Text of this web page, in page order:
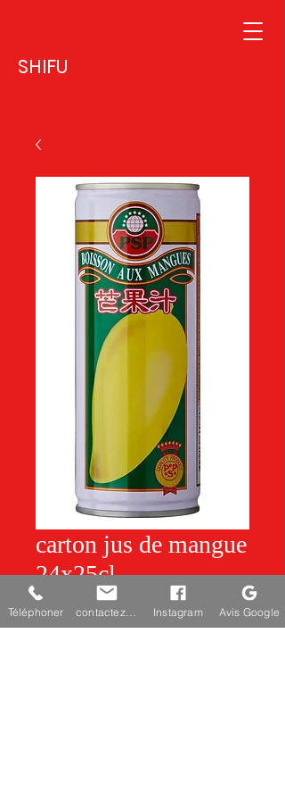
SHIFU
carton jus de mangue
24x25cl
Quantité *
Téléphoner contactez-nous Instagram Avis Google